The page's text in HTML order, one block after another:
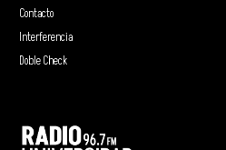
Contacto
Interferencia
Doble Check